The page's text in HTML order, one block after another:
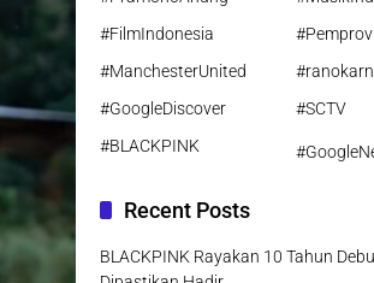
#FilmIndonesia
#ManchesterUnited
#GoogleDiscover
#SCTV
#BLACKPINK
Recent Posts
BLACKPINK Rayakan 10 Tahun